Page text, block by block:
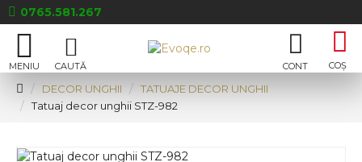
0765.581.267
DECOR UNGHII
TATUAJE DECOR UNGHII
Tatuaj decor unghii STZ-982